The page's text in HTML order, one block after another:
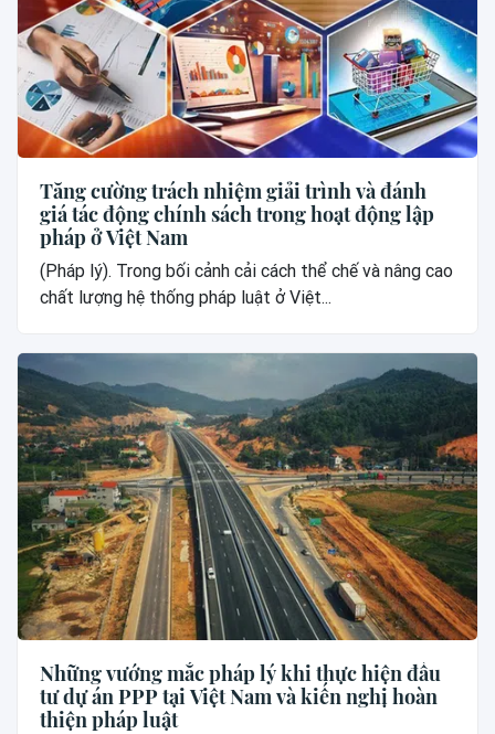
Tăng cường trách nhiệm giải trình và đánh
giá tác động chính sách trong hoạt động lập
pháp ở Việt Nam
(Pháp lý). Trong bối cảnh cải cách thể chế và nâng cao
chất lượng hệ thống pháp luật ở Việt...
Những vướng mắc pháp lý khi thực hiện đầu
tư dự án PPP tại Việt Nam và kiến nghị hoàn
thiện pháp luật